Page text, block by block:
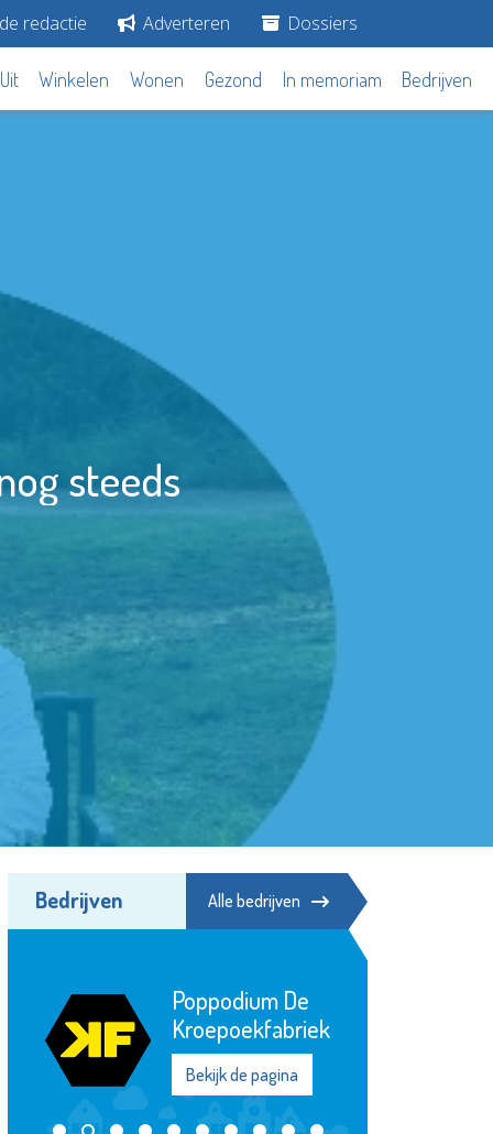
redactie Adverteren Dossiers
Uit Winkelen Wonen Gezond In memoriam Bedrijven
steeds
Bedrijven Alle bedrijven
Poppodium De
Kroepoekfabriek
Bekijk de pagina